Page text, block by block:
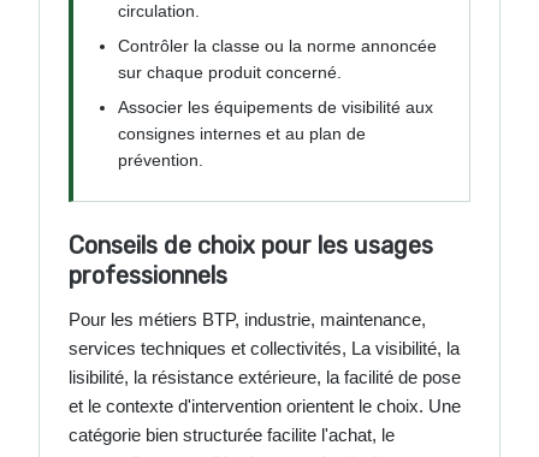
circulation.
Contrôler la classe ou la norme annoncée
sur chaque produit concerné.
Associer les équipements de visibilité aux
consignes internes et au plan de
prévention.
Conseils de choix pour les usages
professionnels
Pour les métiers BTP, industrie, maintenance,
services techniques et collectivités, La visibilité, la
lisibilité, la résistance extérieure, la facilité de pose
et le contexte d'intervention orientent le choix. Une
catégorie bien structurée facilite l'achat, le